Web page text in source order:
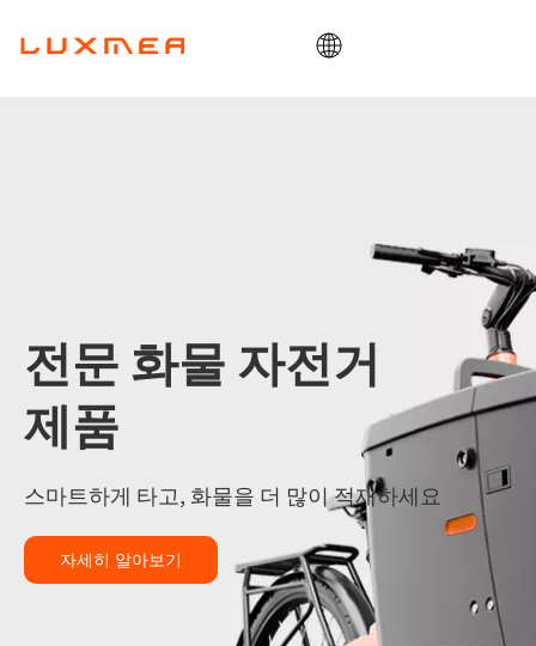
블로그
연락하다
전문 화물 자전거
제품
스마트하게 타고, 화물을 더 많이 적재하세요
자세히 알아보기